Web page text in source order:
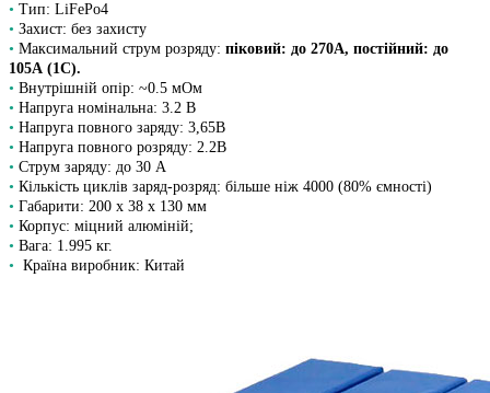
• Тип: LiFePo4
• Захист: без захисту
• Максимальний струм розряду: піковий: до 270A, постійний: до
105А (1С).
• Внутрішній опір: ~0.5 мОм
• Напруга номінальна: 3.2 В
• Напруга повного заряду: 3,65В
• Напруга повного розряду: 2.2В
• Струм заряду: до 30 А
• Кількість циклів заряд-розряд: більше ніж 4000 (80% ємності)
• Габарити: 200 х 38 х 130 мм
• Корпус: міцний алюміній;
• Вага: 1.995 кг.
• Країна виробник: Китай